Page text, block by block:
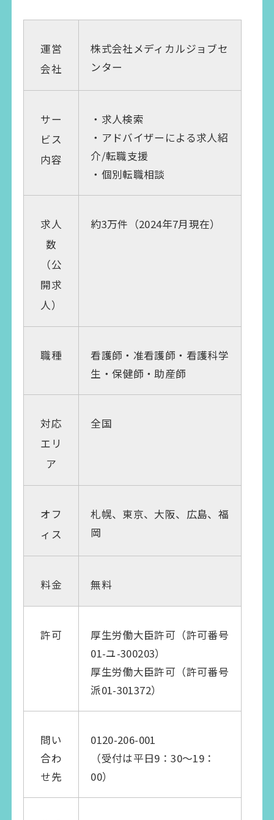
運営
会社
株式会社メディカルジョブセ
ンター
サー
ビス
内容
・求人検索
・アドバイザーによる求人紹
介/転職支援
・個別転職相談
求人
数
（公
開求
人）
約3万件（2024年7月現在）
職種
看護師・准看護師・看護科学
生・保健師・助産師
対応
エリ
ア
全国
オフ
ィス
札幌、東京、大阪、広島、福
岡
料金 無料
許可
厚生労働大臣許可（許可番号
01-ユ-300203）
厚生労働大臣許可（許可番号
派01-301372）
問い
合わ
せ先
0120-206-001
（受付は平日9：30～19：
00）